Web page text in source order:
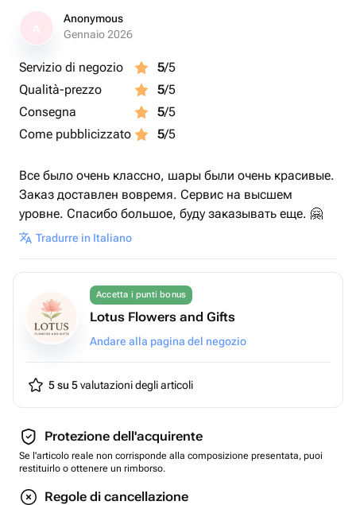
Anonymous
Gennaio 2026
Servizio di negozio 5/5
Qualità-prezzo
5/5
Consegna
5/5
Come pubblicizzato
5/5
Все было очень классно, шары были очень красивые.
Заказ доставлен вовремя. Сервис на высшем
уровне. Спасибо большое, буду заказывать еще. 🤗
Tradurre in Italiano
Accetta i punti bonus
Lotus Flowers and Gifts
Andare alla pagina del negozio
5 su 5valutazioni degli articoli
Protezione dell'acquirente
Se l'articolo reale non corrisponde alla composizione presentata, puoi
restituirlo o ottenere un rimborso.
Regole di cancellazione